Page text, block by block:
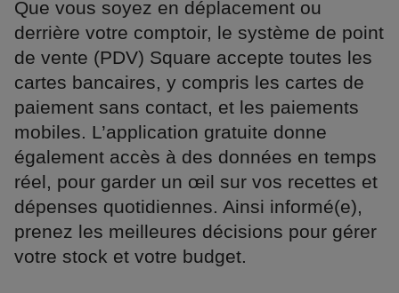
Que vous soyez en déplacement ou
derrière votre comptoir, le système de point
de vente (PDV) Square accepte toutes les
cartes bancaires, y compris les cartes de
paiement sans contact, et les paiements
mobiles. L’application gratuite donne
également accès à des données en temps
réel, pour garder un œil sur vos recettes et
dépenses quotidiennes. Ainsi informé(e),
prenez les meilleures décisions pour gérer
votre stock et votre budget.